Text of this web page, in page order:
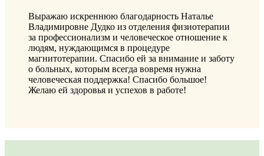
Выражаю искреннюю благодарность Наталье
Владимировне Дудко из отделения физиотерапии
за профессионализм и человеческое отношение к
людям, нуждающимся в процедуре
магнитотерапии. Спасибо ей за внимание и заботу
о больных, которым всегда вовремя нужна
человеческая поддержка! Спасибо большое!
Желаю ей здоровья и успехов в работе!